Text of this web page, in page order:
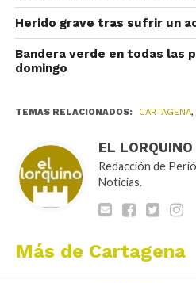
Herido grave tras sufrir un
Bandera verde en todas las
domingo
TEMAS RELACIONADOS: CARTAGENA,
EL
Redacción de
Noticias.
Más de Cartagena